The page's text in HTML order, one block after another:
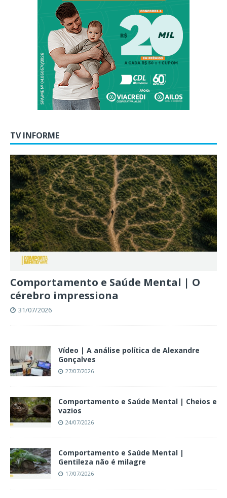
TV INFORME
Comportamento e Saúde Mental | O
cérebro impressiona
31/07/2026
Vídeo | A análise política de Alexandre
Gonçalves
27/07/2026
Comportamento e Saúde Mental | Cheios e
vazios
24/07/2026
Comportamento e Saúde Mental |
Gentileza não é milagre
17/07/2026